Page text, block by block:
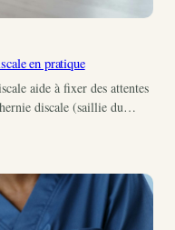
en pratique
aide à fixer des attentes
discale (saillie du…